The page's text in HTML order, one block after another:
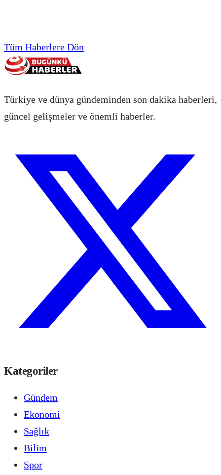
Tüm Haberlere Dön
Türkiye ve dünya gündeminden son dakika haberleri,
güncel gelişmeler ve önemli haberler.
Kategoriler
Gündem
Ekonomi
Sağlık
Bilim
Spor